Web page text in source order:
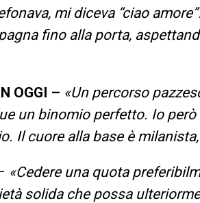
mi diceva “ciao
fino alla porta,
OGGI – «Un percorso
un binomio perfetto. Io
Il cuore alla base è
«Cedere una quota
solida che possa